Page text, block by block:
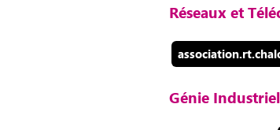
Réseaux et
Génie